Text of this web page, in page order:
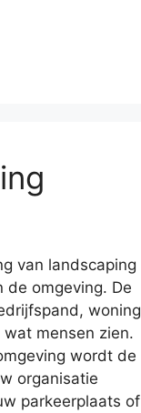
van landscaping
de omgeving. De
woning
mensen zien.
wordt de
organisatie
parkeerplaats of